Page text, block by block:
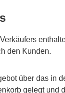
den Kunden.
über das in
gelegt